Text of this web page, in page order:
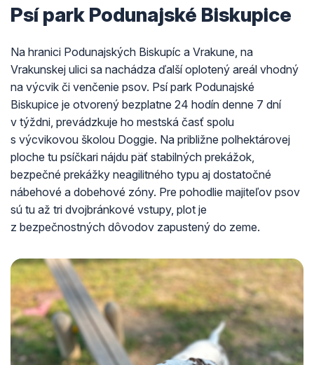
Psí park Podunajské Biskupice
Na hranici Podunajských Biskupíc a Vrakune, na
Vrakunskej ulici sa nachádza ďalší oplotený areál vhodný
na výcvik či venčenie psov. Psí park Podunajské
Biskupice je otvorený bezplatne 24 hodín denne 7 dní
v týždni, prevádzkuje ho mestská časť spolu
s výcvikovou školou Doggie. Na približne polhektárovej
ploche tu psíčkari nájdu päť stabilných prekážok,
bezpečné prekážky neagilitného typu aj dostatočné
nábehové a dobehové zóny. Pre pohodlie majiteľov psov
sú tu až tri dvojbránkové vstupy, plot je
z bezpečnostných dôvodov zapustený do zeme.